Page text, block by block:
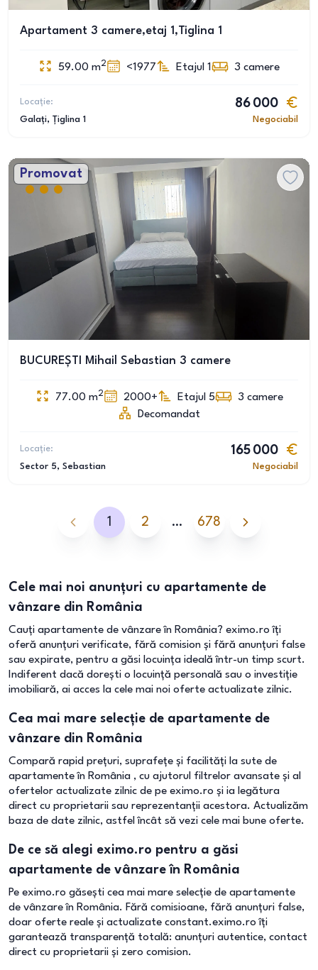
Apartament 3 camere,etaj 1,Tiglina 1
59.00 m2 <1977 Etajul 1 3 camere
Locație:
Galați, Țiglina 1
86 000
Negociabil
Promovat
BUCUREȘTI Mihail Sebastian 3 camere
77.00 m2 2000+ Etajul 5 3 camere
Decomandat
Locație:
Sector 5, Sebastian
165 000
Negociabil
1 2 … 678
Cele mai noi anunțuri cu apartamente de
vânzare din România
Cauți apartamente de vânzare în România? eximo.ro îți
oferă anunțuri verificate, fără comision și fără anunțuri false
sau expirate, pentru a găsi locuința ideală într-un timp scurt.
Indiferent dacă dorești o locuință personală sau o investiție
imobiliară, ai acces la cele mai noi oferte actualizate zilnic.
Cea mai mare selecție de apartamente de
vânzare din România
Compară rapid prețuri, suprafețe și facilități la sute de
apartamente în România , cu ajutorul filtrelor avansate și al
ofertelor actualizate zilnic de pe eximo.ro și ia legătura
direct cu proprietarii sau reprezentanții acestora. Actualizăm
baza de date zilnic, astfel încât să vezi cele mai bune oferte.
De ce să alegi eximo.ro pentru a găsi
apartamente de vânzare în România
Pe eximo.ro găsești cea mai mare selecție de apartamente
de vânzare în România. Fără comisioane, fără anunțuri false,
doar oferte reale și actualizate constant.eximo.ro îți
garantează transparență totală: anunțuri autentice, contact
direct cu proprietarii și zero comision.